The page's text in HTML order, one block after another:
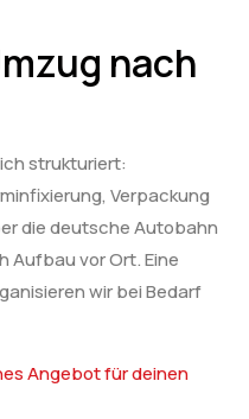
nach
strukturiert:
Verpackung
die deutsche Autobahn
Aufbau vor Ort. Eine
wir bei Bedarf
Angebot für deinen